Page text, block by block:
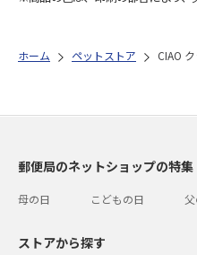
ホーム ペットストア CIAO
郵便局のネットショップの特
母の日 こどもの日
ストアから探す